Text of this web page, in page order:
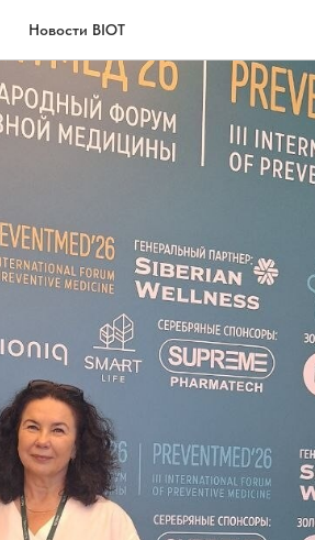
Новости BIOT